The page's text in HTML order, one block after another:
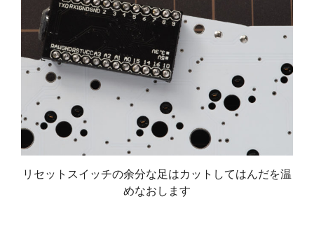
リセットスイッチの余分な足はカットしてはんだを温
めなおします